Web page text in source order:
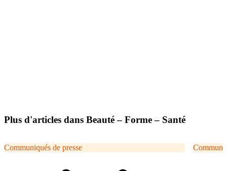
Plus d'articles dans Beauté – Forme – Santé
Communiqués de presse